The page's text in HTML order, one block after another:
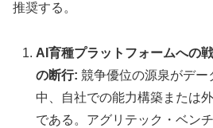
推奨する。
AI育種プラットフォームへの
の断行: 競争優位の源泉がデー
中、自社での能力構築または
である。アグリテック・ベン